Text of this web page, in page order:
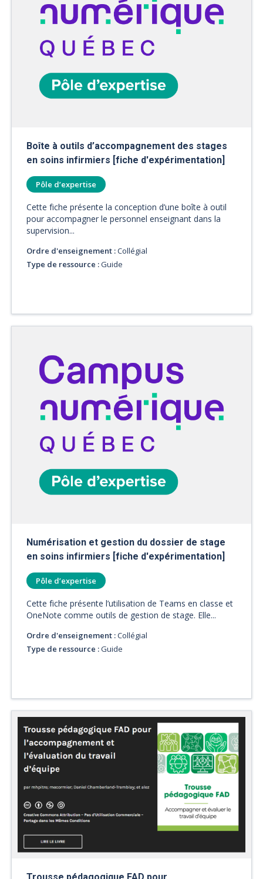
Boîte à outils d’accompagnement des stages
en soins infirmiers [fiche d'expérimentation]
Pôle d’expertise
Cette fiche présente la conception d’une boîte à outil
pour accompagner le personnel enseignant dans la
supervision...
Ordre d'enseignement :Collégial
Type de ressource :Guide
Numérisation et gestion du dossier de stage
en soins infirmiers [fiche d'expérimentation]
Pôle d’expertise
Cette fiche présente l’utilisation de Teams en classe et
OneNote comme outils de gestion de stage. Elle...
Ordre d'enseignement :Collégial
Type de ressource :Guide